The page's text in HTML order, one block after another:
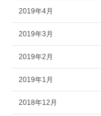
2019年4月
2019年3月
2019年2月
2019年1月
2018年12月